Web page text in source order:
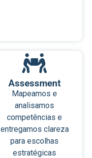
Assessment
Mapeamos e
analisamos
competências e
entregamos clareza
para escolhas
estratégicas